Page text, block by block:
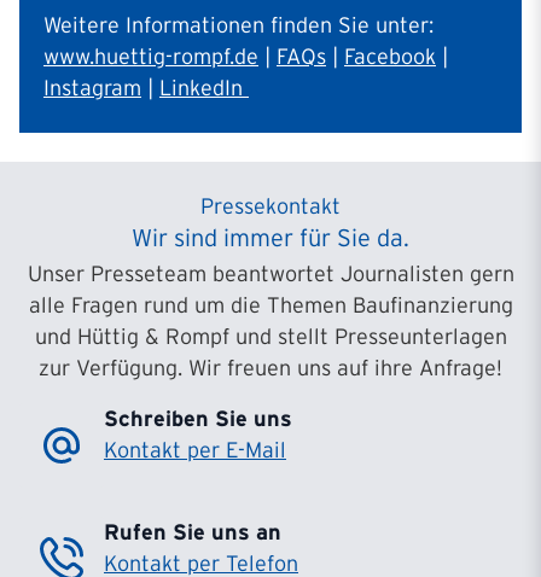
Weitere Informationen finden Sie unter:
www.huettig-rompf.de
FAQs Facebook
Instagram
LinkedIn
Pressekontakt
Wir sind immer für Sie da.
Unser Presseteam beantwortet Journalisten gern
alle Fragen rund um die Themen Baufinanzierung
und Hüttig & Rompf und stellt Presseunterlagen
zur Verfügung. Wir freuen uns auf ihre Anfrage!
Schreiben Sie uns
Kontakt per E-Mail
Rufen Sie uns an
Kontakt per Telefon